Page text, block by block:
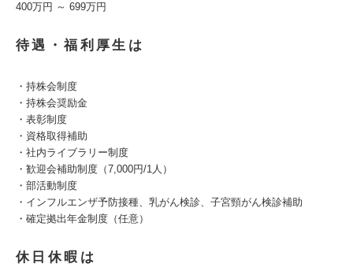
400万円 ～ 699万円
待遇・福利厚生は
・持株会制度
・持株会奨励金
・表彰制度
・資格取得補助
・社内ライブラリー制度
・歓迎会補助制度（7,000円/1人）
・部活動制度
・インフルエンザ予防接種、乳がん検診、子宮頸がん検診補助
・確定拠出年金制度（任意）
休日休暇は